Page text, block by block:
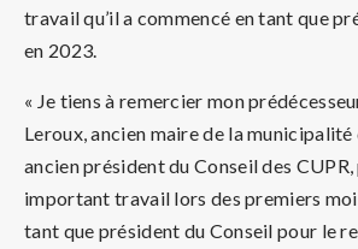
travail qu’il a commencé en tant que
en 2023.
« Je tiens à remercier mon
Leroux, ancien maire de la municipalité
ancien président du Conseil des CUPR,
important travail lors des premiers mois
tant que président du Conseil pour le